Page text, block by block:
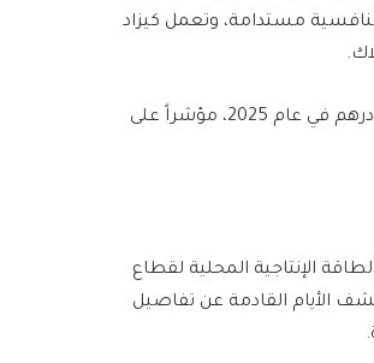
مستدامة، وتعمل كيزاد
تُعد قيمة التجارة الخارجية غير النفطية لدولة الإمارات، التي بلغت 3.8 تريليون درهم في عام 2025، مؤشراً على
الإنتاجية المحلية لقطاع
الأيام القادمة عن تفاصيل